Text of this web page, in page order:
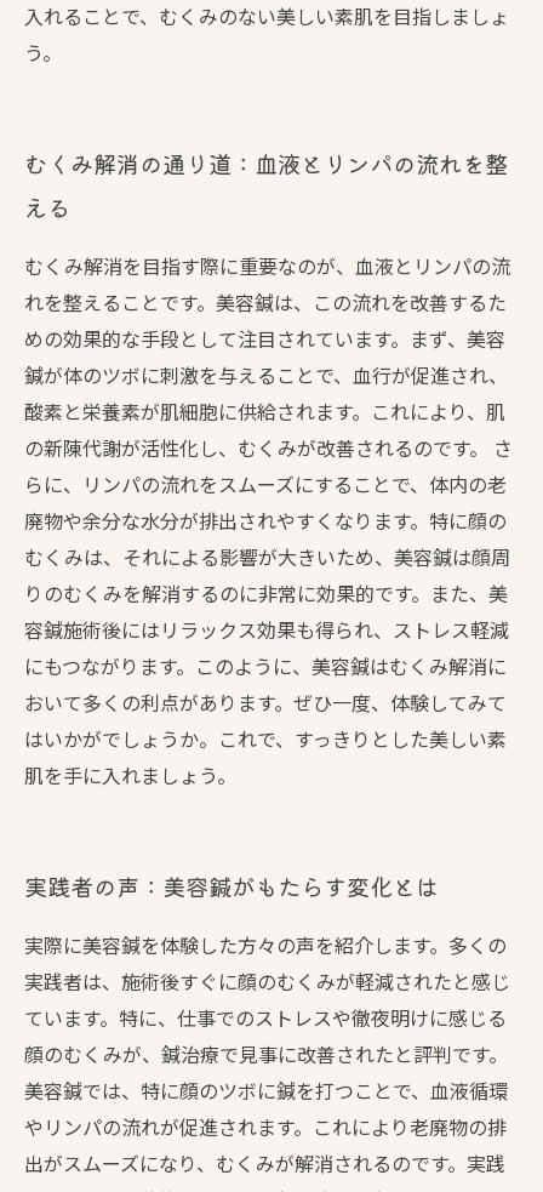
入れることで、むくみのない美しい素肌を目指しましょ
う。
むくみ解消の通り道：血液とリンパの流れを整
える
むくみ解消を目指す際に重要なのが、血液とリンパの流
れを整えることです。美容鍼は、この流れを改善するた
めの効果的な手段として注目されています。まず、美容
鍼が体のツボに刺激を与えることで、血行が促進され、
酸素と栄養素が肌細胞に供給されます。これにより、肌
の新陳代謝が活性化し、むくみが改善されるのです。 さ
らに、リンパの流れをスムーズにすることで、体内の老
廃物や余分な水分が排出されやすくなります。特に顔の
むくみは、それによる影響が大きいため、美容鍼は顔周
りのむくみを解消するのに非常に効果的です。また、美
容鍼施術後にはリラックス効果も得られ、ストレス軽減
にもつながります。このように、美容鍼はむくみ解消に
おいて多くの利点があります。ぜひ一度、体験してみて
はいかがでしょうか。これで、すっきりとした美しい素
肌を手に入れましょう。
実践者の声：美容鍼がもたらす変化とは
実際に美容鍼を体験した方々の声を紹介します。多くの
実践者は、施術後すぐに顔のむくみが軽減されたと感じ
ています。特に、仕事でのストレスや徹夜明けに感じる
顔のむくみが、鍼治療で見事に改善されたと評判です。
美容鍼では、特に顔のツボに鍼を打つことで、血液循環
やリンパの流れが促進されます。これにより老廃物の排
出がスムーズになり、むくみが解消されるのです。実践